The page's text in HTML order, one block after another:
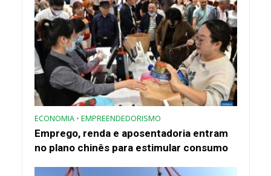
ECONOMIA • EMPREENDEDORISMO
Emprego, renda e aposentadoria entram
no plano chinês para estimular consumo